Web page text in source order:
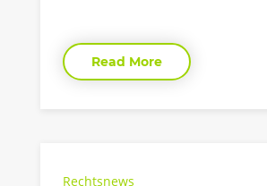
Read More
Rechtsnews